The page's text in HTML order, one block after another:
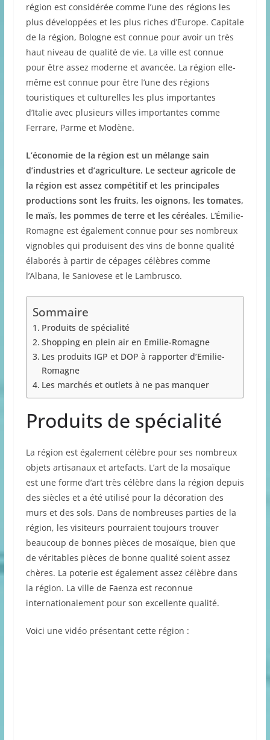
région est considérée comme l’une des régions les
plus développées et les plus riches d’Europe. Capitale
de la région, Bologne est connue pour avoir un très
haut niveau de qualité de vie. La ville est connue
pour être assez moderne et avancée. La région elle-
même est connue pour être l’une des régions
touristiques et culturelles les plus importantes
d’Italie avec plusieurs villes importantes comme
Ferrare, Parme et Modène.
L’économie de la région est un mélange sain
d’industries et d’agriculture. Le secteur agricole de
la région est assez compétitif et les principales
productions sont les fruits, les oignons, les tomates,
le maïs, les pommes de terre et les céréales. L’Émilie-
Romagne est également connue pour ses nombreux
vignobles qui produisent des vins de bonne qualité
élaborés à partir de cépages célèbres comme
l’Albana, le Saniovese et le Lambrusco.
Sommaire
Produits de spécialité
Shopping en plein air en Emilie-Romagne
Les produits IGP et DOP à rapporter d’Emilie-
Romagne
Les marchés et outlets à ne pas manquer
Produits de spécialité
La région est également célèbre pour ses nombreux
objets artisanaux et artefacts. L’art de la mosaïque
est une forme d’art très célèbre dans la région depuis
des siècles et a été utilisé pour la décoration des
murs et des sols. Dans de nombreuses parties de la
région, les visiteurs pourraient toujours trouver
beaucoup de bonnes pièces de mosaïque, bien que
de véritables pièces de bonne qualité soient assez
chères. La poterie est également assez célèbre dans
la région. La ville de Faenza est reconnue
internationalement pour son excellente qualité.
Voici une vidéo présentant cette région :